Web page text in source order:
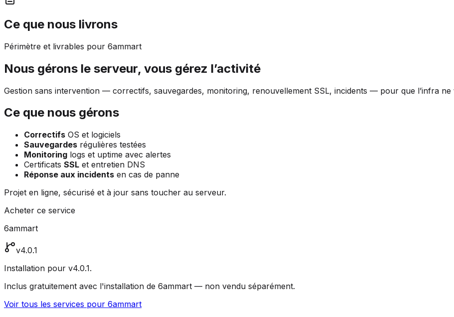
Ce que nous livrons
Périmètre et livrables pour 6ammart
Nous gérons le serveur, vous gérez l’activité
Gestion sans intervention — correctifs, sauvegardes, monitoring, renouvellement SSL, incidents — pour que l’infra ne
Ce que nous gérons
Correctifs OS et logiciels
Sauvegardes régulières testées
Monitoring logs et uptime avec alertes
Certificats SSL et entretien DNS
Réponse aux incidents en cas de panne
Projet en ligne, sécurisé et à jour sans toucher au serveur.
Acheter ce service
6ammart
v4.0.1
Installation pour v4.0.1.
Inclus gratuitement avec l'installation de 6ammart — non vendu séparément.
Voir tous les services pour 6ammart